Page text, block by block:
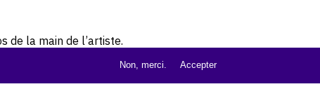
de la main de l’artiste.
Non, merci. Accepter